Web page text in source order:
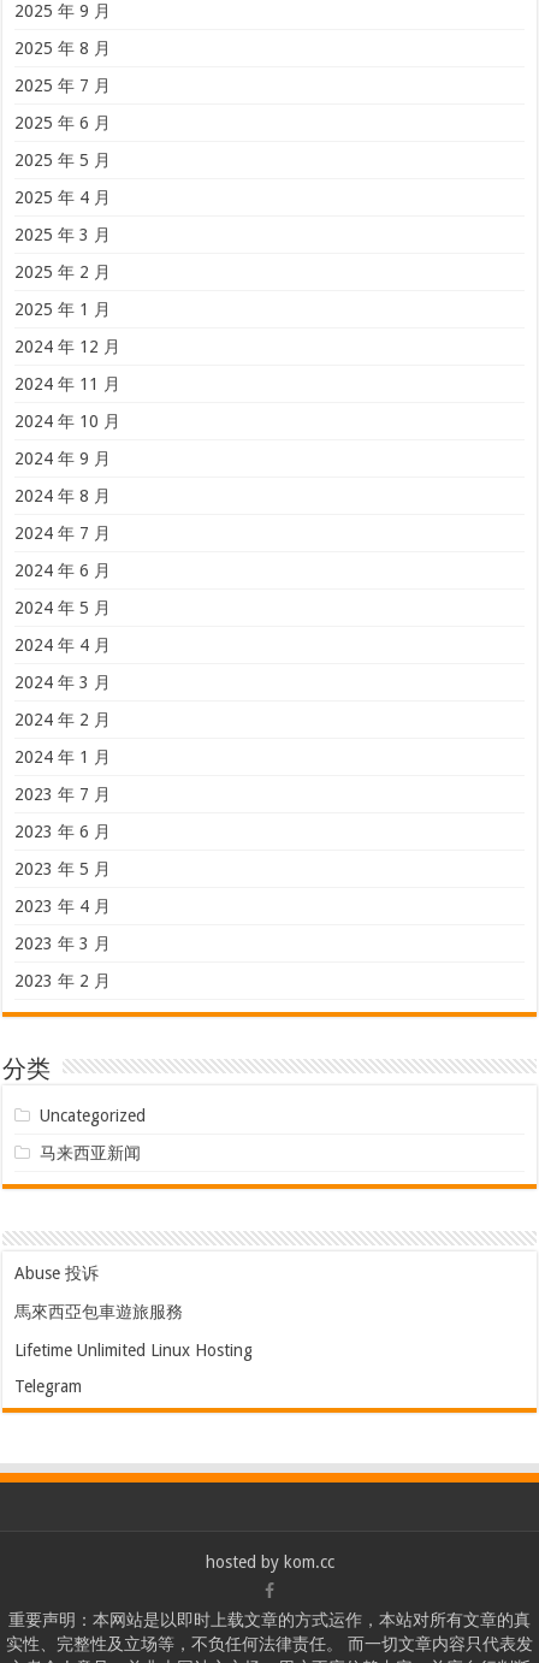
2025 年 9 月
2025 年 8 月
2025 年 7 月
2025 年 6 月
2025 年 5 月
2025 年 4 月
2025 年 3 月
2025 年 2 月
2025 年 1 月
2024 年 12 月
2024 年 11 月
2024 年 10 月
2024 年 9 月
2024 年 8 月
2024 年 7 月
2024 年 6 月
2024 年 5 月
2024 年 4 月
2024 年 3 月
2024 年 2 月
2024 年 1 月
2023 年 7 月
2023 年 6 月
2023 年 5 月
2023 年 4 月
2023 年 3 月
2023 年 2 月
分类
Uncategorized
马来西亚新闻
Abuse 投诉
馬來西亞包車遊旅服務
Lifetime Unlimited Linux Hosting
Telegram
hosted by kom.cc
重要声明：本网站是以即时上载文章的方式运作，本站对所有文章的真
实性、完整性及立场等，不负任何法律责任。 而一切文章内容只代表发